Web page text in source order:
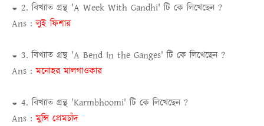
◒ 2. বিখ্যাত গ্রন্থ 'A Week With Gandhi' টি কে লিখেছেন ?
Ans : লুই ফিশার
◒ 3. বিখ্যাত গ্রন্থ 'A Bend in the Ganges' টি কে লিখেছেন ?
Ans :মনোহর মালগাওকার
◒ 4. বিখ্যাত গ্রন্থ 'Karmbhoomi' টি কে লিখেছেন ?
Ans : মুন্সি প্রেমচাঁদ